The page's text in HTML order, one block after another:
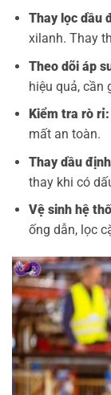
Thay lọc dầu
xilanh. Thay
Theo dõi áp
hiệu quả, cần
Kiểm tra rò rỉ:
mất an toàn.
Thay dầu
thay khi có
Vệ sinh hệ
ống dẫn, lọc